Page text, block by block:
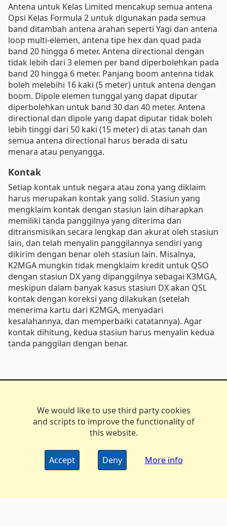
We would like to use third party cookies
and scripts to improve the functionality of
this website.
Accept Deny More info
Antena untuk Kelas Limited mencakup semua antena
Opsi Kelas Formula 2 untuk digunakan pada semua
band ditambah antena arahan seperti Yagi dan antena
loop multi-elemen, antena tipe hex dan quad pada
band 20 hingga 6 meter. Antena directional dengan
tidak lebih dari 3 elemen per band diperbolehkan pada
band 20 hingga 6 meter. Panjang boom antenna tidak
boleh melebihi 16 kaki (5 meter) untuk antena dengan
boom. Dipole elemen tunggal yang dapat diputar
diperbolehkan untuk band 30 dan 40 meter. Antena
directional dan dipole yang dapat diputar tidak boleh
lebih tinggi dari 50 kaki (15 meter) di atas tanah dan
semua antena directional harus berada di satu
menara atau penyangga.
Kontak
Setiap kontak untuk negara atau zona yang diklaim
harus merupakan kontak yang solid. Stasiun yang
mengklaim kontak dengan stasiun lain diharapkan
memiliki tanda panggilnya yang diterima dan
ditransmisikan secara lengkap dan akurat oleh stasiun
lain, dan telah menyalin panggilannya sendiri yang
dikirim dengan benar oleh stasiun lain. Misalnya,
K2MGA mungkin tidak mengklaim kredit untuk QSO
dengan stasiun DX yang dipanggilnya sebagai K3MGA,
meskipun dalam banyak kasus stasiun DX akan QSL
kontak dengan koreksi yang dilakukan (setelah
menerima kartu dari K2MGA, menyadari
kesalahannya, dan memperbaiki catatannya). Agar
kontak dihitung, kedua stasiun harus menyalin kedua
tanda panggilan dengan benar.